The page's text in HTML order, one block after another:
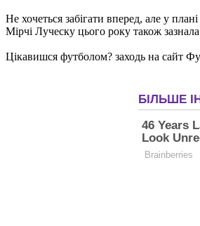
Не хочеться забігати вперед, але у
Мірчі Луческу цього року також
Цікавишся футболом? заходь на сайт